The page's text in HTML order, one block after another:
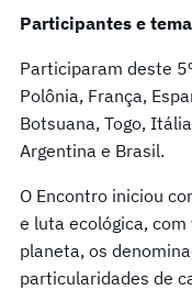
Participantes e
Participaram deste
Polônia, França,
Botsuana, Togo,
Argentina e Brasil.
O Encontro iniciou
e luta ecológica,
planeta, os
particularidades de